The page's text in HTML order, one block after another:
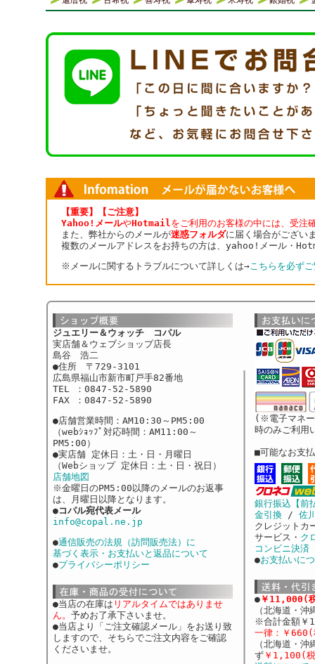
【重要】【ご注意】
Yahoo!メールやHotmailをご利用のお客様の中には、受注
また、弊社からのメールが迷惑フォルダに届く場合がござい
複数のメールアドレスをお持ちの方は、yahoo!メール・
※メールに関するトラブルについて詳しくは→こちらを必ず
ジュエリー＆ウォッチ コパル
実店舗＆ウェブショップ店長
島谷 浩二
●住所 〒729-3101
広島県福山市新市町戸手82番地
TEL ：0847-52-5890
FAX ：0847-52-5890
●店舗営業時間：AM10:30～PM5:00
（webｼｮｯﾌﾟ対応時間：AM11:00～
PM5:00）
●実店舗 定休日：土・日・月曜日
（Webショップ 定休日：土・日・祝日）
店舗地図
※金曜日のPM5:00以降のメールのお返事
は、月曜日以降となります。
●コパル宛代表メール
info@copal.ne.jp
●通信販売の法規（訪問販売法）に
基づく表示・お支払いと返品について
●プライバシーポリシー
●当店の在庫は リアルタイムではありませ
ん。 予めお了承下さいませ。
●当店より「ご注文確認メール」をお送り致
しますので、そちらでご注文内容をご確認
くださいませ。
(※電子マネー
時のみご利用
■可能なお支
銀行振込【前
金引換 / 佐
クレジットカ
サービス・ ク
コンビニ決済
●お支払いに
● ￥11,000(
（北海道・
※合計金額￥
一律：￥
（北海道・
ず ￥1,100(